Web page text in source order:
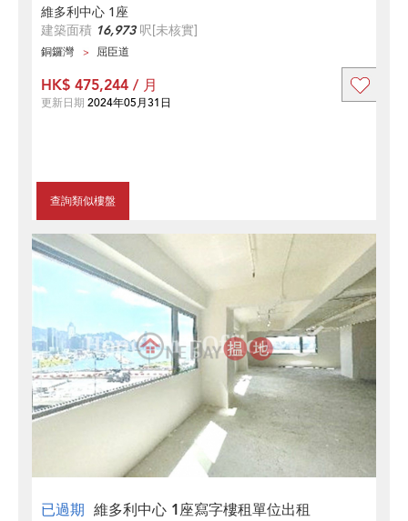
維多利中心 1座
建築面積 16,973呎[未核實]
銅鑼灣 屈臣道
查詢類似樓盤
HK$ 475,244 / 月
更新日期 2024年05月31日
已過期 維多利中心 1座寫字樓租單位出租